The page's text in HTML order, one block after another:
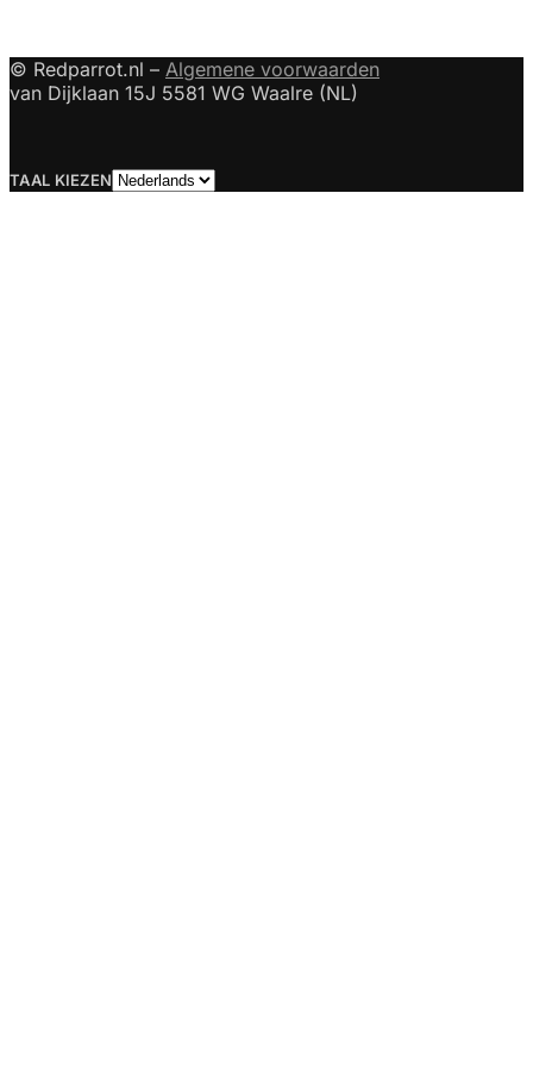
© Redparrot.nl – Algemene voorwaarden
van Dijklaan 15J 5581 WG Waalre (NL)
TAAL KIEZENTaal